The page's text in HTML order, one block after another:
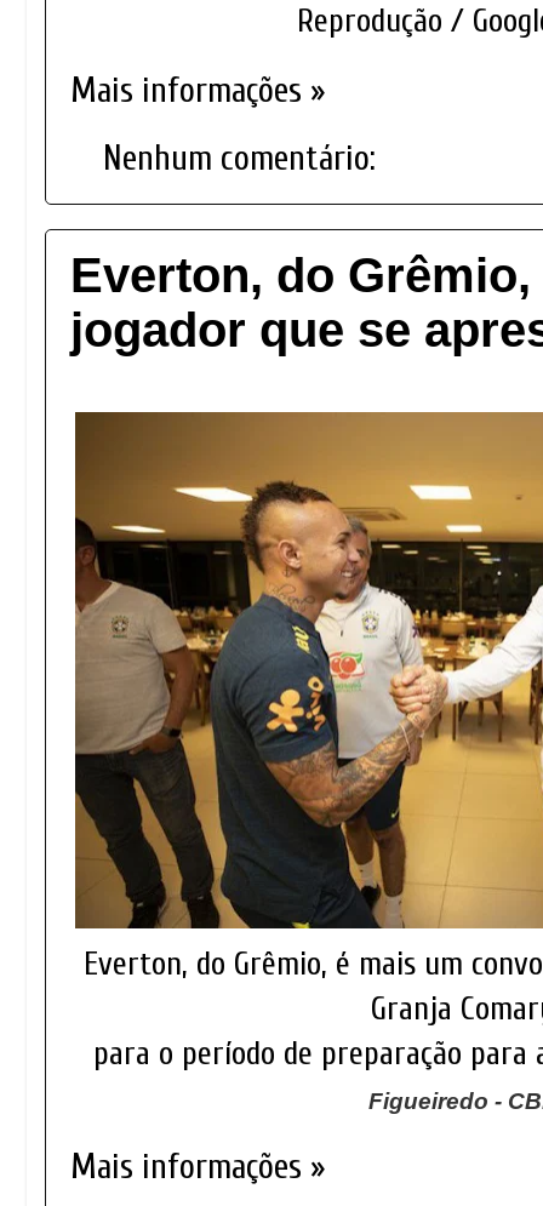
Reprodução /
Mais informações »
Nenhum comentário:
Everton, do
jogador que se
Everton, do Grêmio, é mais um
Granja
para o período de preparação para
Figueiredo -
Mais informações »